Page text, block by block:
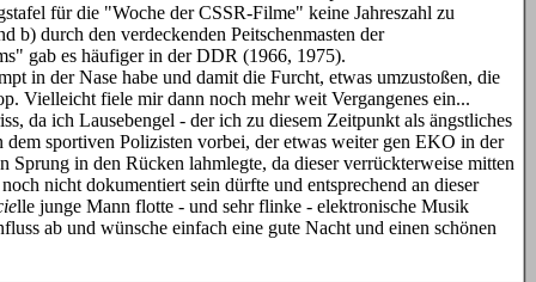
für die "Woche der CSSR-Filme" keine Jahreszahl zu
b) durch den verdeckenden Peitschenmasten der
gab es häufiger in der DDR (1966, 1975).
in der Nase habe und damit die Furcht, etwas umzustoßen, die
Vielleicht fiele mir dann noch mehr weit Vergangenes ein...
da ich Lausebengel - der ich zu diesem Zeitpunkt als ängstliches
sportiven Polizisten vorbei, der etwas weiter gen EKO in der
in den Rücken lahmlegte, da dieser verrückterweise mitten
nicht dokumentiert sein dürfte und entsprechend an dieser
lle junge Mann flotte - und sehr flinke - elektronische Musik
ab und wünsche einfach eine gute Nacht und einen schönen